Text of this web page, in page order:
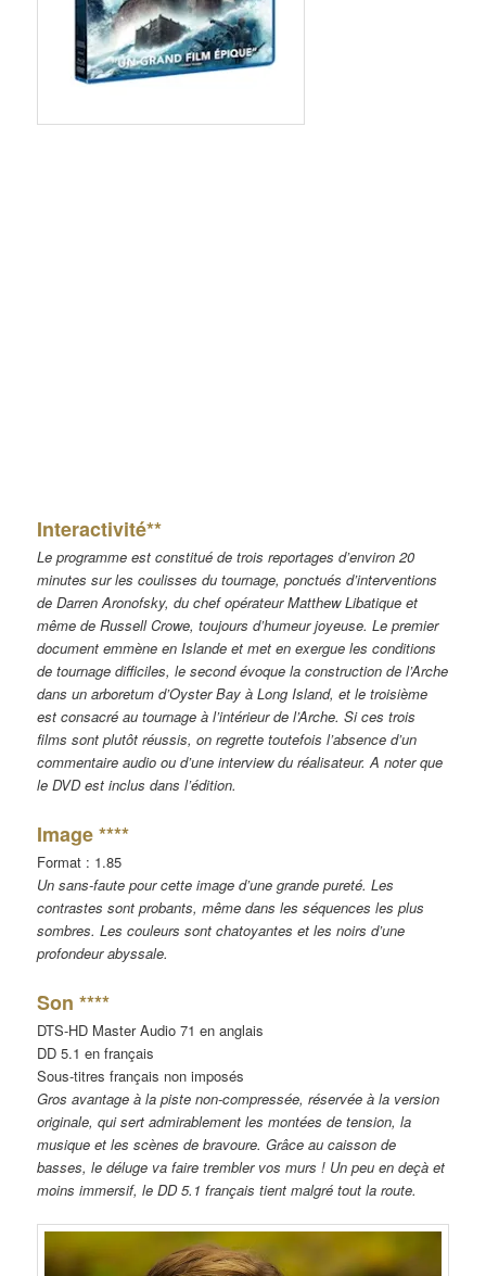
Interactivité**
Le programme est constitué de trois reportages d’environ 20
minutes sur les coulisses du tournage, ponctués d’interventions
de Darren Aronofsky, du chef opérateur Matthew Libatique et
même de Russell Crowe, toujours d’humeur joyeuse. Le premier
document emmène en Islande et met en exergue les conditions
de tournage difficiles, le second évoque la construction de l’Arche
dans un arboretum d’Oyster Bay à Long Island, et le troisième
est consacré au tournage à l’intérieur de l’Arche. Si ces trois
films sont plutôt réussis, on regrette toutefois l’absence d’un
commentaire audio ou d’une interview du réalisateur. A noter que
le DVD est inclus dans l’édition.
Image ****
Format : 1.85
Un sans-faute pour cette image d’une grande pureté. Les
contrastes sont probants, même dans les séquences les plus
sombres. Les couleurs sont chatoyantes et les noirs d’une
profondeur abyssale.
Son ****
DTS-HD Master Audio 71 en anglais
DD 5.1 en français
Sous-titres français non imposés
Gros avantage à la piste non-compressée, réservée à la version
originale, qui sert admirablement les montées de tension, la
musique et les scènes de bravoure. Grâce au caisson de
basses, le déluge va faire trembler vos murs ! Un peu en deçà et
moins immersif, le DD 5.1 français tient malgré tout la route.